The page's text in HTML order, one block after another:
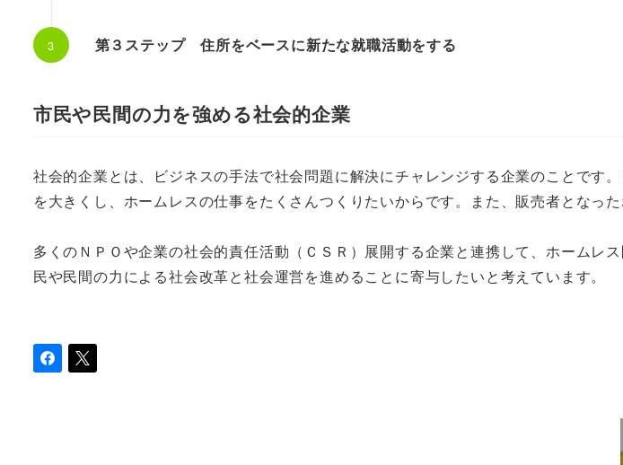
第３ステップ 住所をベースに新たな就職活動をする
市民や民間の力を強める社会的企業
社会的企業とは、ビジネスの手法で社会問題に解決にチャレンジする企業のことです
を大きくし、ホームレスの仕事をたくさんつくりたいからです。また、販売者となっ
多くのＮＰＯや企業の社会的責任活動（ＣＳＲ）展開する企業と連携して、ホーム
民や民間の力による社会改革と社会運営を進めることに寄与したいと考えています。